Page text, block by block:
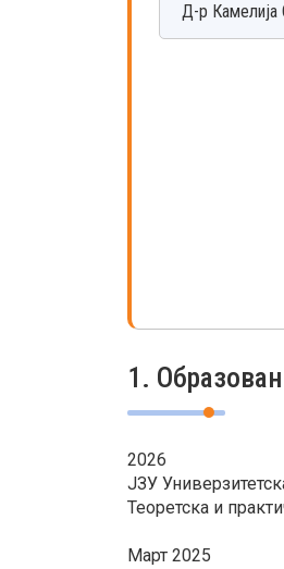
Д-р Камелија
1.
2026
ЈЗУ
Теоретска и
Март 2025